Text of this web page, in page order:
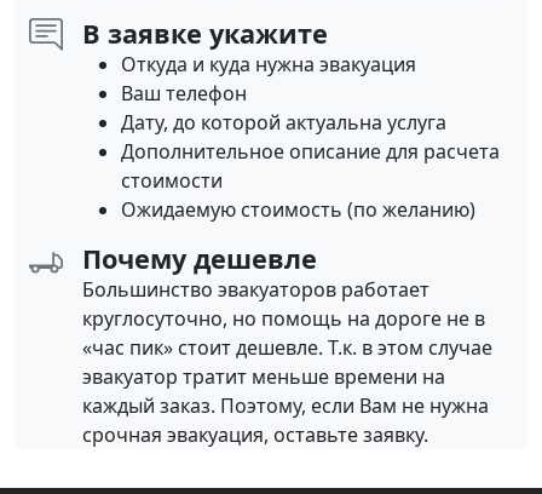
В заявке укажите
Откуда и куда нужна эвакуация
Ваш телефон
Дату, до которой актуальна услуга
Дополнительное описание для расчета
стоимости
Ожидаемую стоимость (по желанию)
Почему дешевле
Большинство эвакуаторов работает
круглосуточно, но помощь на дороге не в
«час пик» стоит дешевле. Т.к. в этом случае
эвакуатор тратит меньше времени на
каждый заказ. Поэтому, если Вам не нужна
срочная эвакуация, оставьте заявку.